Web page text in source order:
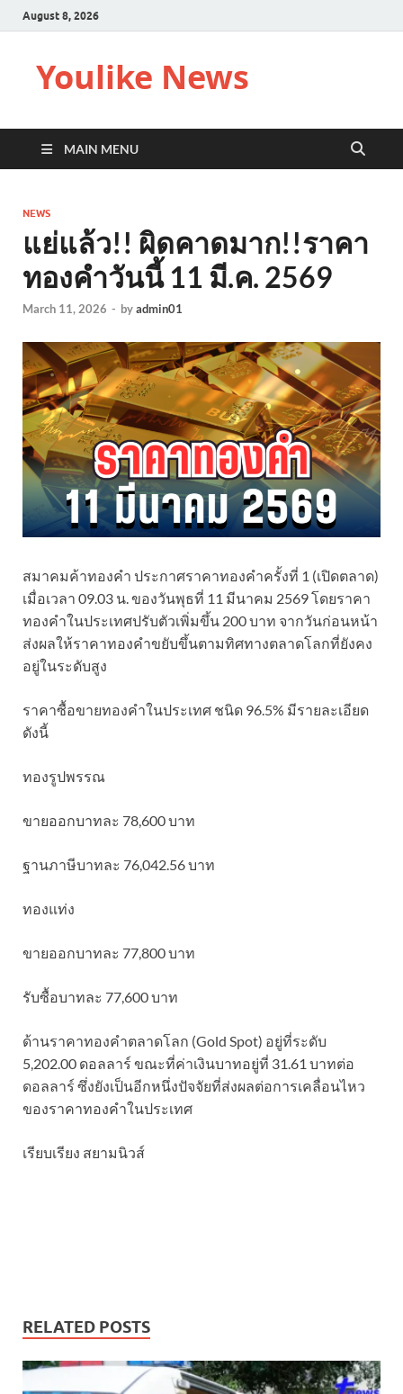
August 8, 2026
Youlike News
MAIN MENU
NEWS
แย่แล้ว!! ผิดคาดมาก!!ราคา
ทองคำวันนี้ 11 มี.ค. 2569
March 11, 2026 - byadmin01
สมาคมค้าทองคำ ประกาศราคาทองคำครั้งที่ 1 (เปิดตลาด)
เมื่อเวลา 09.03 น. ของวันพุธที่ 11 มีนาคม 2569 โดยราคา
ทองคำในประเทศปรับตัวเพิ่มขึ้น 200 บาท จากวันก่อนหน้า
ส่งผลให้ราคาทองคำขยับขึ้นตามทิศทางตลาดโลกที่ยังคง
อยู่ในระดับสูง
ราคาซื้อขายทองคำในประเทศ ชนิด 96.5% มีรายละเอียด
ดังนี้
ทองรูปพรรณ
ขายออกบาทละ 78,600 บาท
ฐานภาษีบาทละ 76,042.56 บาท
ทองแท่ง
ขายออกบาทละ 77,800 บาท
รับซื้อบาทละ 77,600 บาท
ด้านราคาทองคำตลาดโลก (Gold Spot) อยู่ที่ระดับ
5,202.00 ดอลลาร์ ขณะที่ค่าเงินบาทอยู่ที่ 31.61 บาทต่อ
ดอลลาร์ ซึ่งยังเป็นอีกหนึ่งปัจจัยที่ส่งผลต่อการเคลื่อนไหว
ของราคาทองคำในประเทศ
เรียบเรียง สยามนิวส์
RELATED POSTS